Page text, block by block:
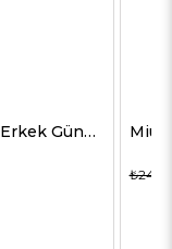
Dsquared 2 0173/S J5GHA 58 G Erkek Güneş Gözlükleri
₺24.750,00